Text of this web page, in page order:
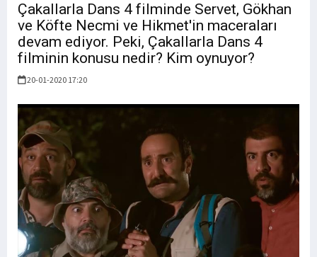
Çakallarla Dans 4 filminde Servet, Gökhan
ve Köfte Necmi ve Hikmet'in maceraları
devam ediyor. Peki, Çakallarla Dans 4
filminin konusu nedir? Kim oynuyor?
20-01-2020 17:20